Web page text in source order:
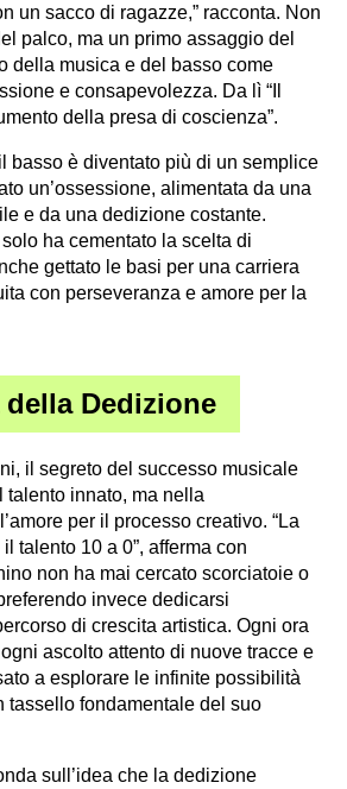
un sacco di ragazze,” racconta. Non
palco, ma un primo assaggio del
della musica e del basso come
e consapevolezza. Da lì “Il
della presa di coscienza”.
basso è diventato più di un semplice
un’ossessione, alimentata da una
e da una dedizione costante.
ha cementato la scelta di
gettato le basi per una carriera
con perseveranza e amore per la
Dedizione
il segreto del successo musicale
talento innato, ma nella
per il processo creativo. “La
talento 10 a 0”, afferma con
non ha mai cercato scorciatoie o
invece dedicarsi
di crescita artistica. Ogni ora
ascolto attento di nuove tracce e
a esplorare le infinite possibilità
tassello fondamentale del suo
sull’idea che la dedizione